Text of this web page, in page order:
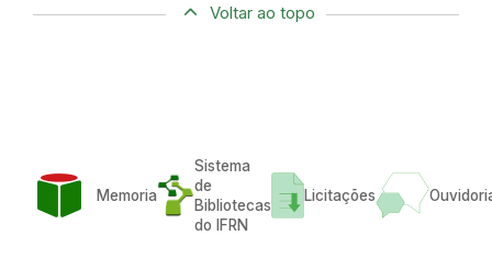
Voltar ao topo
Memoria
Sistema
de
Bibliotecas
do IFRN
Licitações